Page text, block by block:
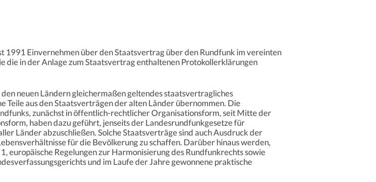
1991 Einvernehmen über den Staatsvertrag über den Rundfunk im vereinten
die in der Anlage zum Staatsvertrag enthaltenen Protokollerklärungen
neuen Ländern gleichermaßen geltendes staatsvertragliches
Teile aus den Staatsverträgen der alten Länder übernommen. Die
zunächst in öffentlich-rechtlicher Organisationsform, seit Mitte der
haben dazu geführt, jenseits der Landesrundfunkgesetze für
Länder abzuschließen. Solche Staatsverträge sind auch Ausdruck der
für die Bevölkerung zu schaffen. Darüber hinaus werden,
europäische Regelungen zur Harmonisierung des Rundfunkrechts sowie
und im Laufe der Jahre gewonnene praktische